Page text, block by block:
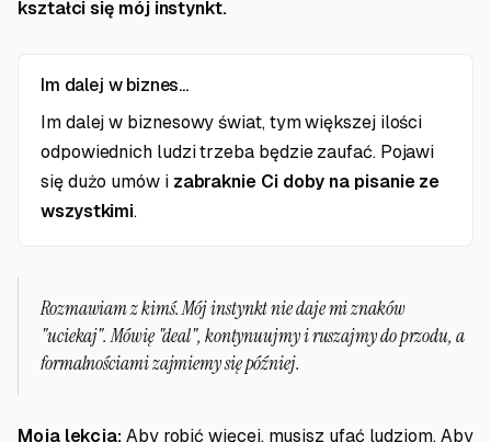
kształci się mój instynkt.
Im dalej w biznes...
Im dalej w biznesowy świat, tym większej ilości
odpowiednich ludzi trzeba będzie zaufać. Pojawi
się dużo umów i zabraknie Ci doby na pisanie ze
wszystkimi.
Rozmawiam z kimś. Mój instynkt nie daje mi znaków
"uciekaj". Mówię "deal", kontynuujmy i ruszajmy do przodu, a
formalnościami zajmiemy się później.
Moja lekcja:Aby robić więcej, musisz ufać ludziom. Aby